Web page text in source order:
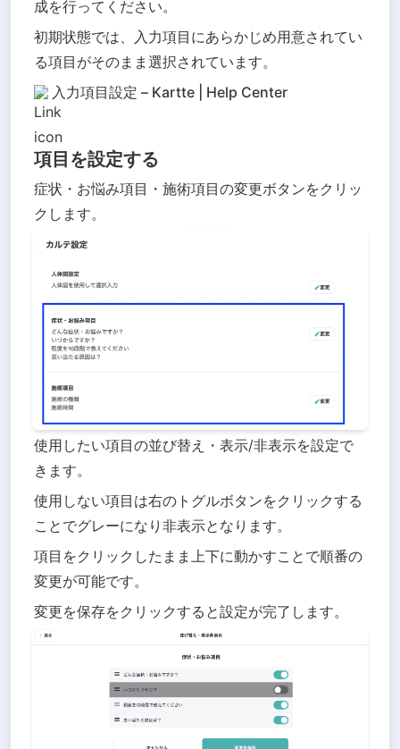
成を行ってください。
初期状態では、入力項目にあらかじめ用意されてい
る項目がそのまま選択されています。
入力項目設定 – Kartte | Help Center
項目を設定する
症状・お悩み項目・施術項目の変更ボタンをクリッ
クします。
使用したい項目の並び替え・表示/非表示を設定で
きます。
使用しない項目は右のトグルボタンをクリックする
ことでグレーになり非表示となります。
項目をクリックしたまま上下に動かすことで順番の
変更が可能です。
変更を保存をクリックすると設定が完了します。